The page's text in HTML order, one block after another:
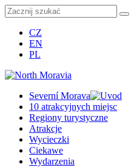
CZ
EN
PL
Severní Morava
10 atrakcyjnych miejsc
Regiony turystyczne
Atrakcje
Wycieczki
Ciekawe
Wydarzenia